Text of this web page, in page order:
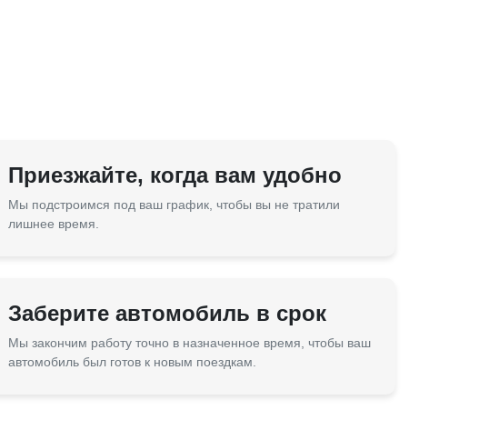
Приезжайте, когда вам удобно
Мы подстроимся под ваш график, чтобы вы не тратили
лишнее время.
Заберите автомобиль в срок
Мы закончим работу точно в назначенное время, чтобы ваш
автомобиль был готов к новым поездкам.